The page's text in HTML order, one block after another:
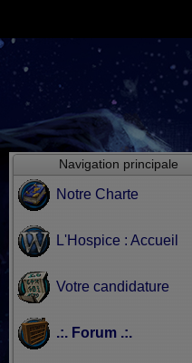
Navigation principale
Notre Charte
L'Hospice : Accueil
Votre candidature
.:. Forum .:.